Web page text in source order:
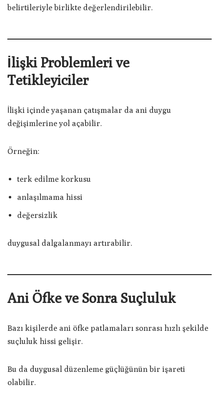
belirtileriyle birlikte değerlendirilebilir.
İlişki Problemleri ve
Tetikleyiciler
İlişki içinde yaşanan çatışmalar da ani duygu
değişimlerine yol açabilir.
Örneğin:
terk edilme korkusu
anlaşılmama hissi
değersizlik
duygusal dalgalanmayı artırabilir.
Ani Öfke ve Sonra Suçluluk
Bazı kişilerde ani öfke patlamaları sonrası hızlı şekilde
suçluluk hissi gelişir.
Bu da duygusal düzenleme güçlüğünün bir işareti
olabilir.